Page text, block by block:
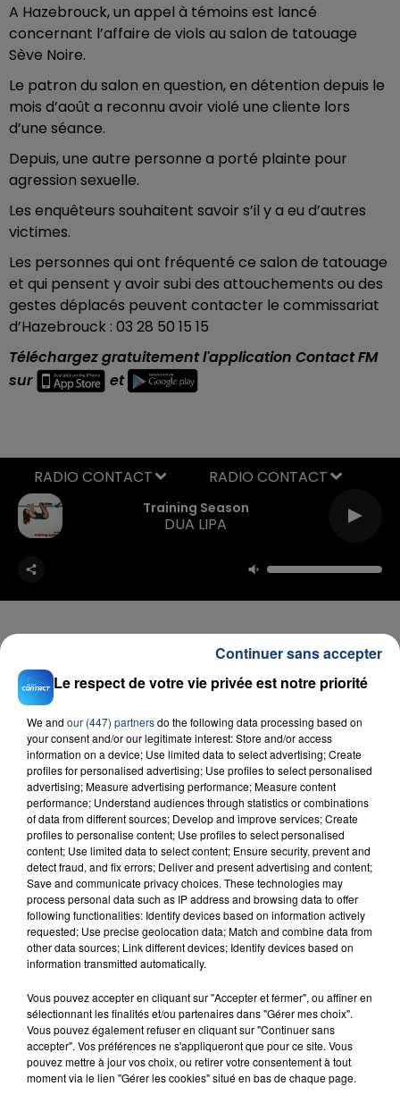
A Hazebrouck, un appel à témoins est lancé
concernant l’affaire de viols au salon de tatouage
Sève Noire.
Le patron du salon en question, en détention depuis le
mois d’août a reconnu avoir violé une cliente lors
d’une séance.
Depuis, une autre personne a porté plainte pour
agression sexuelle.
Les enquêteurs souhaitent savoir s’il y a eu d’autres
victimes.
Les personnes qui ont fréquenté ce salon de tatouage
et qui pensent y avoir subi des attouchements ou des
gestes déplacés peuvent contacter le commissariat
d’Hazebrouck : 03 28 50 15 15
Téléchargez gratuitement l'application Contact FM
sur
et
Training Season
DUA LIPA
RADIO CONTACT
FIL D'ACTU
23 juillet 2026
INCENDIE MORTEL À LENS : UNE FEMME ET
SON BÉBÉ ENTRE LA VIE ET LA...
Un homme s'est immolé par le feu après avoir
aspergé sa compagne et leur bébé de trois mois
d'un liquide inflammable.
20 juillet 2026
Le respect de votre vie privée est notre priorité
We and our (447) partnersdo the following data processing based on
your consent and/or our legitimate interest: Store and/or access
information on a device; Use limited data to select advertising; Create
profiles for personalised advertising; Use profiles to select personalised
advertising; Measure advertising performance; Measure content
performance; Understand audiences through statistics or combinations
of data from different sources; Develop and improve services; Create
profiles to personalise content; Use profiles to select personalised
content; Use limited data to select content; Ensure security, prevent and
detect fraud, and fix errors; Deliver and present advertising and content;
Save and communicate privacy choices. These technologies may
process personal data such as IP address and browsing data to offer
following functionalities: Identify devices based on information actively
requested; Use precise geolocation data; Match and combine data from
other data sources; Link different devices; Identify devices based on
information transmitted automatically.
Vous pouvez accepter en cliquant sur "Accepter et fermer", ou affiner en
sélectionnant les finalités et/ou partenaires dans "Gérer mes choix".
Vous pouvez également refuser en cliquant sur "Continuer sans
accepter". Vos préférences ne s'appliqueront que pour ce site. Vous
pouvez mettre à jour vos choix, ou retirer votre consentement à tout
moment via le lien "Gérer les cookies" situé en bas de chaque page.
Continuer sans accepter